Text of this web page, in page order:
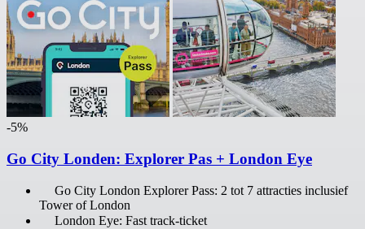
-5%
Go City Londen: Explorer Pas + London Eye
Go City London Explorer Pass: 2 tot 7 attracties inclusief
Tower of London
London Eye: Fast track-ticket